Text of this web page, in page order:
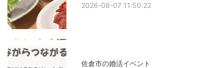
2026-08-07 11:50:22
佐倉市の婚活イベント